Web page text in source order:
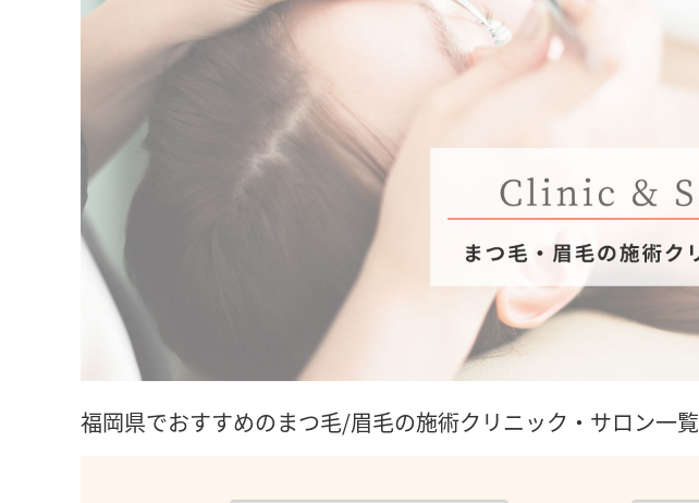
福岡県でおすすめのまつ毛/眉毛の施術クリニック・サロン一覧